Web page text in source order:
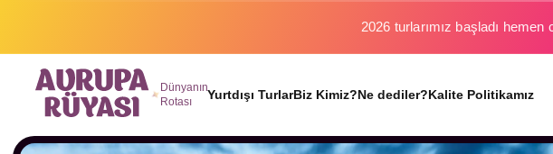
Binlerce gezginin hayali gerçek
Dünyanın
Rotası
Yurtdışı TurlarBiz Kimiz?Ne dediler?Kalite Politikamız